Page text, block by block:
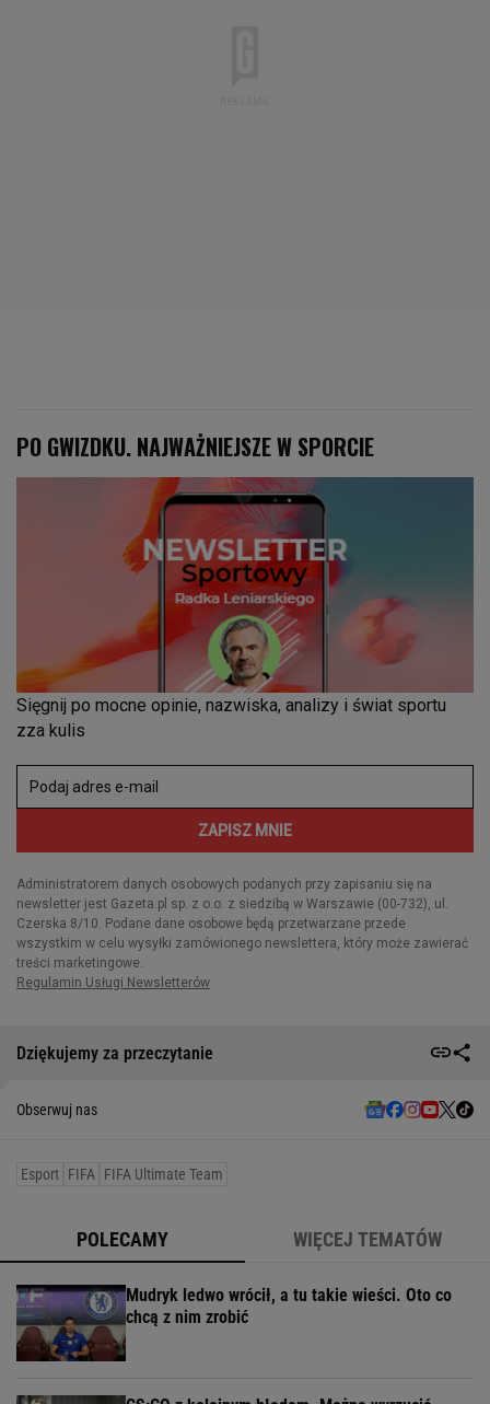
Dziękujemy za przeczytanie
Obserwuj nas
Esport FIFA FIFA Ultimate Team
POLECAMY WIĘCEJ TEMATÓW
Mudryk ledwo wrócił, a tu takie wieści. Oto co
chcą z nim zrobić